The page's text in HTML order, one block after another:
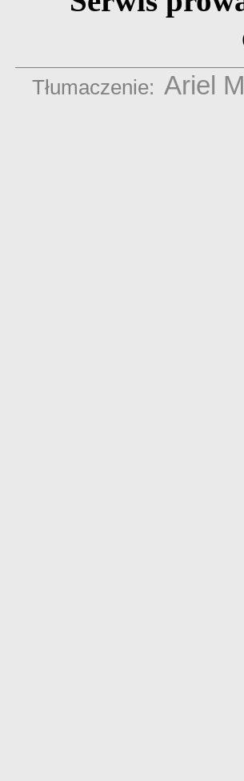
Tłumaczenie: Ariel